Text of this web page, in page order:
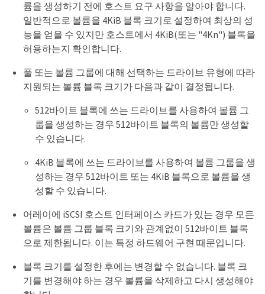
륨을 생성하기 전에 호스트 요구 사항을 알아야 합니다.
일반적으로 볼륨을 4KiB 블록 크기로 설정하여 최상의 성
능을 얻을 수 있지만 호스트에서 4KiB(또는 "4Kn") 블록을
허용하는지 확인합니다.
풀 또는 볼륨 그룹에 대해 선택하는 드라이브 유형에 따라
지원되는 볼륨 블록 크기가 다음과 같이 결정됩니다.
512바이트 블록에 쓰는 드라이브를 사용하여 볼륨 그
룹을 생성하는 경우 512바이트 블록의 볼륨만 생성할
수 있습니다.
4KiB 블록에 쓰는 드라이브를 사용하여 볼륨 그룹을 생
성하는 경우 512바이트 또는 4KiB 블록으로 볼륨을 생
성할 수 있습니다.
어레이에 iSCSI 호스트 인터페이스 카드가 있는 경우 모든
볼륨은 볼륨 그룹 블록 크기와 관계없이 512바이트 블록
으로 제한됩니다. 이는 특정 하드웨어 구현 때문입니다.
블록 크기를 설정한 후에는 변경할 수 없습니다. 블록 크
기를 변경해야 하는 경우 볼륨을 삭제하고 다시 생성해야